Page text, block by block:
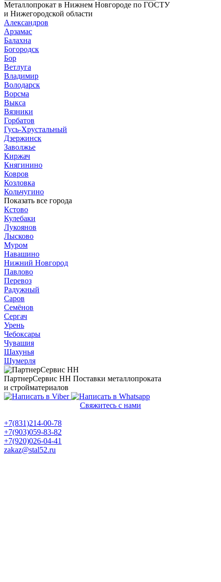
Металлопрокат в Нижнем Новгороде по ГОСТУ
и Нижегородской области
Александров
Арзамас
Балахна
Богородск
Бор
Ветлуга
Владимир
Володарск
Ворсма
Выкса
Вязники
Горбатов
Гусь-Хрустальный
Дзержинск
Заволжье
Киржач
Княгинино
Ковров
Козловка
Кольчугино
Показать все города
Кстово
Кулебаки
Лукоянов
Лысково
Муром
Навашино
Нижний Новгород
Павлово
Перевоз
Радужный
Саров
Семёнов
Сергач
Урень
Чебоксары
Чувашия
Шахунья
Шумерля
ПартнерСервис НН Поставки металлопроката
и стройматериалов
Свяжитесь с нами
+7(831)214-00-78
+7(903)059-83-82
+7(920)026-04-41
zakaz@stal52.ru